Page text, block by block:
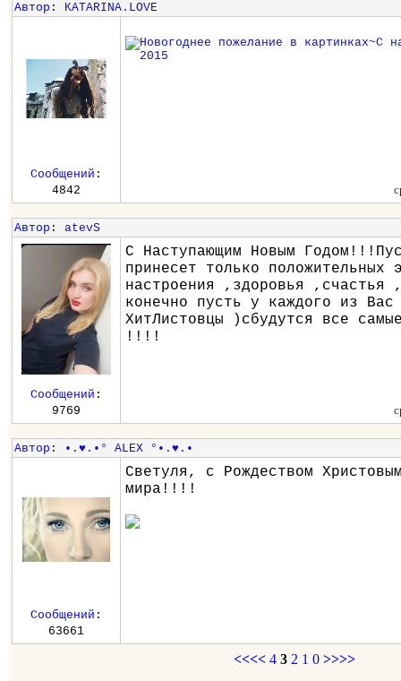
Автор : KATARINA.LOVE
Сообщений :
4842
Автор : atevS
С Наступающим Новым
принесет только положительных
настроения ,здоровья
конечно пусть у каждого из
ХитЛистовцы )сбудутся все
!!!!
Сообщений :
9769
Автор : •.♥.•° ALEX °•.♥.•
Светуля, с Рождеством
мира!!!!
Сообщений :
63661
<<<< 4 3 2 1 0 >>>>